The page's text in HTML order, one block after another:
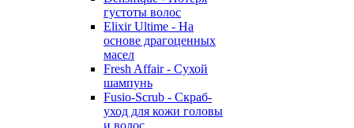
густоты волос
Elixir Ultime - На
основе драгоценных
масел
Fresh Affair - Сухой
шампунь
Fusio-Scrub - Скраб-
уход для кожи головы
и волос